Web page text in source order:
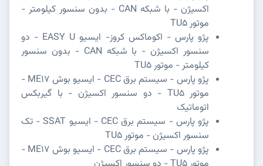
اکسیژن - با شبکه CAN - بدون سنسور کیلومتر -
موتور TU5
پژو پارس - اکوماکس کروز- ایسیو EASY U - دو
سنسور اکسیژن - با شبکه CAN - بدون سنسور
کیلومتر - موتور TU5
پژو پارس - سیستم برق CEC - ایسیو بوش ME17 -
موتور TU5 - دو سنسور اکسیژن - با گیربکس
اتوماتیک
پژو پارس - سیستم برق CEC - ایسیو SSAT - تک
سنسور اکسیژن - موتور TU5
پژو پارس - سیستم برق CEC - ایسیو بوش ME17 -